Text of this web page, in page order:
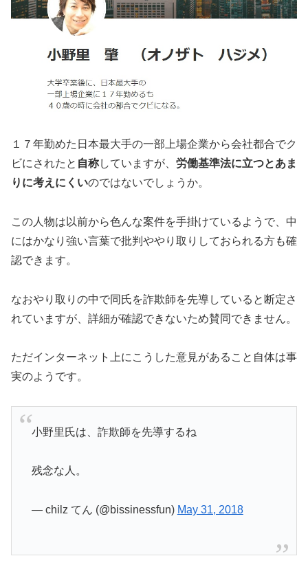
１７年勤めた日本最大手の一部上場企業から会社都合でク
ビにされたと 自称していますが、 労働基準法に立つとあま
りに考えにくいのではないでしょうか。
この人物は以前から色んな案件を手掛けているようで、中
にはかなり強い言葉で批判ややり取りしておられる方も確
認できます。
なおやり取りの中で同氏を詐欺師を先導していると断定さ
れていますが、詳細が確認できないため賛同できません。
ただインターネット上にこうした意見があること自体は事
実のようです。
小野里氏は、詐欺師を先導するね
残念な人。
— chilz てん (@bissinessfun) May 31, 2018